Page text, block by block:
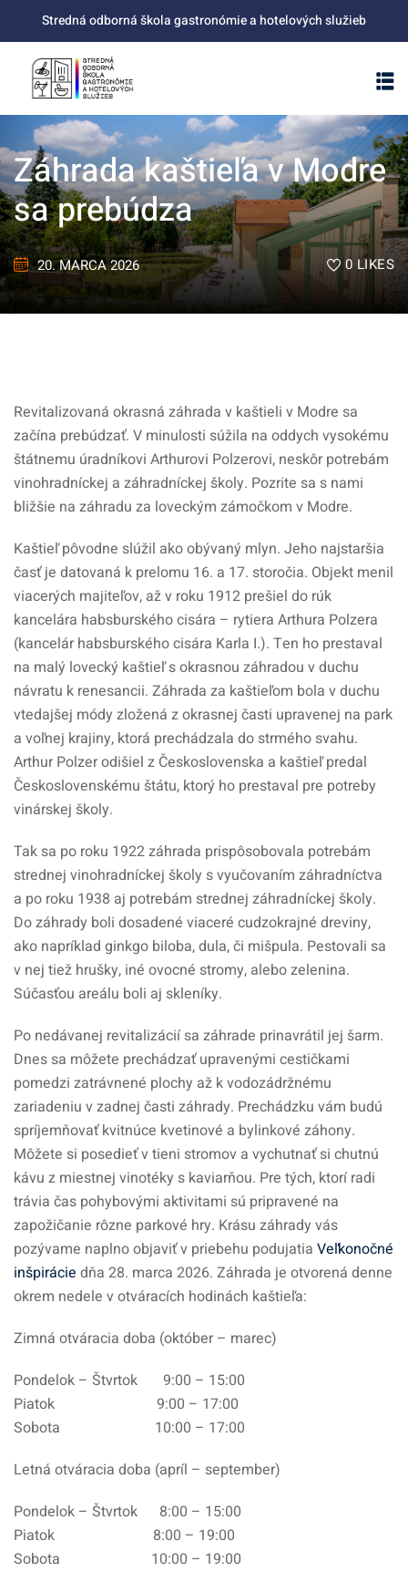
content
Stredná odborná škola gastronómie a hotelových služieb
Záhrada kaštieľa v Modre
sa prebúdza
20. MARCA 2026 0 LIKES
Revitalizovaná okrasná záhrada v kaštieli v Modre sa
začína prebúdzať. V minulosti súžila na oddych vysokému
štátnemu úradníkovi Arthurovi Polzerovi, neskôr potrebám
vinohradníckej a záhradníckej školy. Pozrite sa s nami
bližšie na záhradu za loveckým zámočkom v Modre.
Kaštieľ pôvodne slúžil ako obývaný mlyn. Jeho najstaršia
časť je datovaná k prelomu 16. a 17. storočia. Objekt menil
viacerých majiteľov, až v roku 1912 prešiel do rúk
kancelára habsburského cisára – rytiera Arthura Polzera
(kancelár habsburského cisára Karla I.). Ten ho prestaval
na malý lovecký kaštieľ s okrasnou záhradou v duchu
návratu k renesancii. Záhrada za kaštieľom bola v duchu
vtedajšej módy zložená z okrasnej časti upravenej na park
a voľnej krajiny, ktorá prechádzala do strmého svahu.
Arthur Polzer odišiel z Československa a kaštieľ predal
Československému štátu, ktorý ho prestaval pre potreby
vinárskej školy.
Tak sa po roku 1922 záhrada prispôsobovala potrebám
strednej vinohradníckej školy s vyučovaním záhradníctva
a po roku 1938 aj potrebám strednej záhradníckej školy.
Do záhrady boli dosadené viaceré cudzokrajné dreviny,
ako napríklad ginkgo biloba, dula, či mišpula. Pestovali sa
v nej tiež hrušky, iné ovocné stromy, alebo zelenina.
Súčasťou areálu boli aj skleníky.
Po nedávanej revitalizácií sa záhrade prinavrátil jej šarm.
Dnes sa môžete prechádzať upravenými cestičkami
pomedzi zatrávnené plochy až k vodozádržnému
zariadeniu v zadnej časti záhrady. Prechádzku vám budú
spríjemňovať kvitnúce kvetinové a bylinkové záhony.
Môžete si posedieť v tieni stromov a vychutnať si chutnú
kávu z miestnej vinotéky s kaviarňou. Pre tých, ktorí radi
trávia čas pohybovými aktivitami sú pripravené na
zapožičanie rôzne parkové hry. Krásu záhrady vás
pozývame naplno objaviť v priebehu podujatia Veľkonočné
inšpirácie dňa 28. marca 2026. Záhrada je otvorená denne
okrem nedele v otváracích hodinách kaštieľa:
Zimná otváracia doba (október – marec)
Pondelok – Štvrtok 9:00 – 15:00
Piatok 9:00 – 17:00
Sobota 10:00 – 17:00
Letná otváracia doba (apríl – september)
Pondelok – Štvrtok 8:00 – 15:00
Piatok 8:00 – 19:00
Sobota 10:00 – 19:00